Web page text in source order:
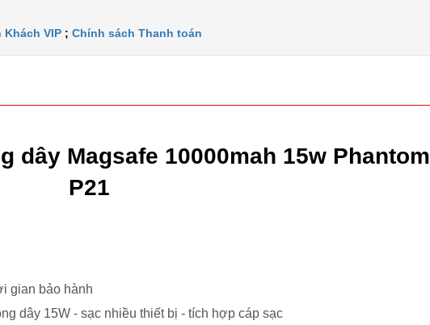
Khách VIP ; Chính sách Thanh toán
dây Magsafe 10000mah 15w Phantom
P21
gian bảo hành
dây 15W - sạc nhiều thiết bị - tích hợp cáp sạc